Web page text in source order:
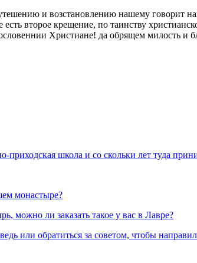
и возстановлению нашему говорит
второе крещение, по таинству
Христиане! да обрящем милость
приходская школа и со скольки лет туда
монастыре?
можно ли заказать такое у вас в Лавре?
или обратиться за советом, чтобы